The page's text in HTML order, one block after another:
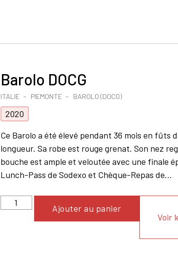
Barolo DOCG
ITALIE PIEMONTE BAROLO (DOCG)
2020
Ce Barolo a été élevé pendant 36 mois en fûts
longueur. Sa robe est rouge grenat. Son nez
bouche est ample et veloutée avec une finale
Lunch-Pass de Sodexo et Chèque-Repas de...
Ajouter au panier
Voir